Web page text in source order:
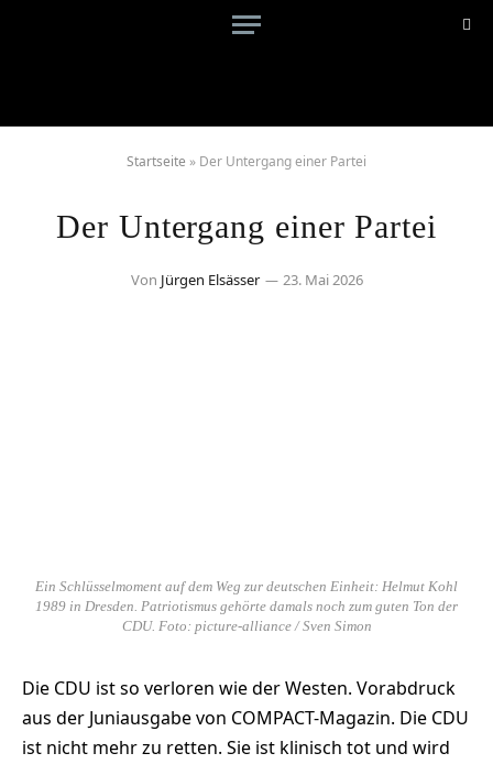
Startseite » Der Untergang einer Partei
Der Untergang einer Partei
Von Jürgen Elsässer 23. Mai 2026
Ein Schlüsselmoment auf dem Weg zur deutschen Einheit: Helmut Kohl
1989 in Dresden. Patriotismus gehörte damals noch zum guten Ton der
CDU. Foto: picture-alliance / Sven Simon
Die CDU ist so verloren wie der Westen. Vorabdruck
aus der Juniausgabe von COMPACT-Magazin. Die CDU
ist nicht mehr zu retten. Sie ist klinisch tot und wird